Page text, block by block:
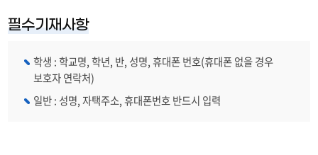
필수기재사항
학생 : 학교명, 학년, 반, 성명, 휴대폰 번호(휴대폰 없을 경우
보호자 연락처)
일반 : 성명, 자택주소, 휴대폰번호 반드시 입력